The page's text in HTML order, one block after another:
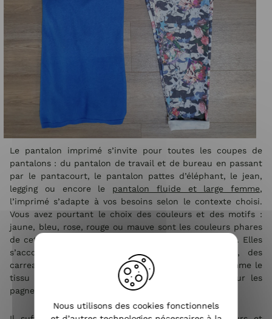
Le pantalon imprimé s’invite pour toutes les coupes de
pantalons : du pantalon de travail et de bureau en passant
par le pantacourt, le pantalon pattes d’éléphant, le jean,
legging ou encore le pantalon fluide et large femme,
l’imprimé s’adapte à vos besoins selon le contexte choisi.
Vous avez pourtant le choix des couleurs et des motifs :
jaune, bleu, rose, rouge ou mauve sont les couleurs phares
de cette saison avec une dominante pastel inévitable. Elles
s’accommodent tout aussi bien avec des fleurs, des
carreaux, des lignes, ou des dessins plus colorés comme le
tissu wax (tissu africain utilisé essentiellement pour les
pagnes en Afrique).
Nous utilisons des cookies fonctionnels